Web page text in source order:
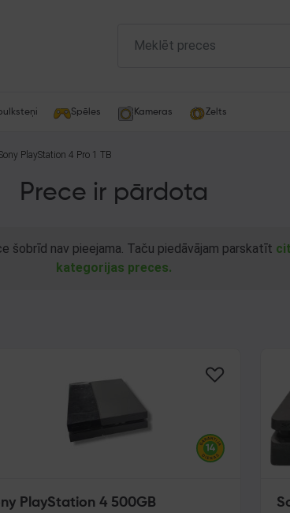
Spēles Kameras Zelts
PlayStation 4 Pro 1 TB
Prece ir pārdota
šobrīd nav pieejama. Taču piedāvājam parskatīt
kategorijas preces.
PlayStation 4 500GB